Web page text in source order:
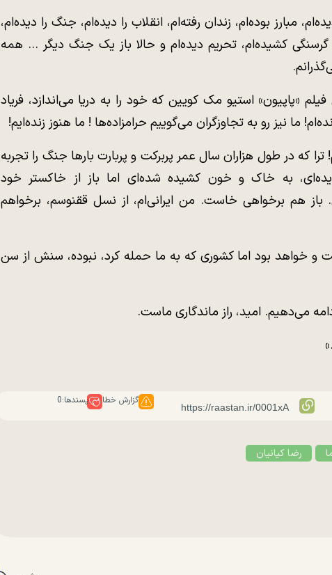
مبارز بوده‌ام، زندان رفته‌ام، انقلاب را دیده‌ام، جنگ را دیده‌ام،
گرسنگی کشیده‌ام، تحریم دیده‌ام و حالا باز یک جنگ دیگر ... همه
«پاپیون» استیو مک کویین که خود را به دریا می‌اندازد، فریاد
ما نیز رو به تجاوزگران می‌گوییم حرامزاده‌ها ! ما هنوز زنده‌ایم!
که در طول هزاران سال عمر پربرکت و پربارت بارها جنگ را تجربه
به خاک و خون کشیده شده‌ای اما باز از خاکستر خود
باز هم برخواهی خاست. من ایرانی‌ام، از نسل ققنوسم، برخواهم
و خواهد بود اما کشوری که به ما حمله کرد، نبوده، سنش از سن
می‌دهیم. امید، راز ماندگاری ماست‌.
گزارش خطا پسندها:0
رضا کیانیان